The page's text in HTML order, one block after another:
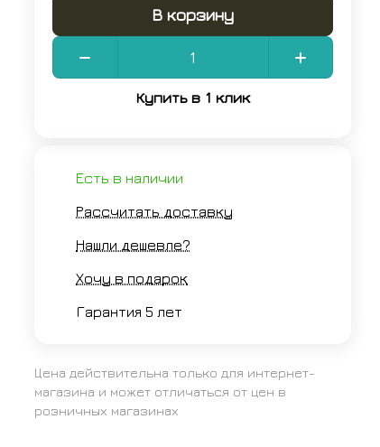
В корзину
Купить в 1 клик
Есть в наличии
Рассчитать доставку
Нашли дешевле?
Хочу в подарок
Гарантия 5 лет
Цена действительна только для интернет-
магазина и может отличаться от цен в
розничных магазинах